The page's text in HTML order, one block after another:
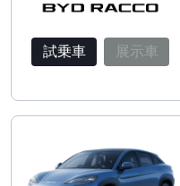
試乗車 展示車